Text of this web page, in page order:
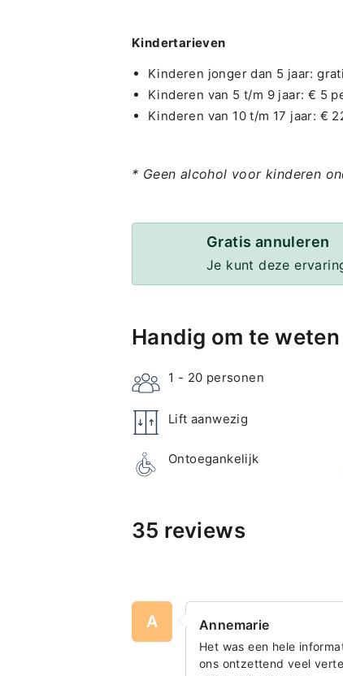
Kindertarieven
Kinderen jonger dan 5 jaar:
Kinderen van 5 t/m 9 jaar: € 5
Kinderen van 10 t/m 17 jaar: €
* Geen alcohol voor kinderen
Gratis annuleren
Je kunt deze
Handig om te weten
1 - 20 personen
Lift aanwezig
Ontoegankelijk
35 reviews
A Annemarie
Het was een hele
ons ontzettend veel